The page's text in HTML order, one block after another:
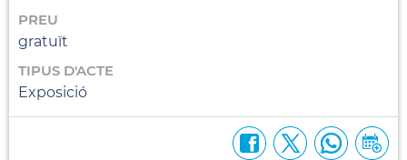
PREU
gratuït
TIPUS D'ACTE
Exposició